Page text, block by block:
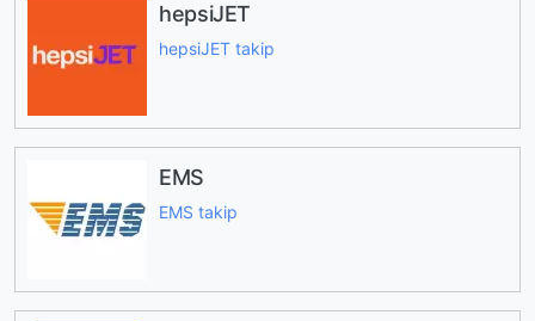
hepsiJET
hepsiJET takip
EMS
EMS takip